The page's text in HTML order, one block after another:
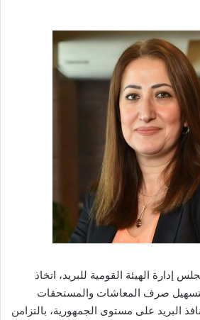
إدارة الهيئة القومية للبريد، اتخاذ
لتسهيل صرف المعاشات والمستحقات
البريد على مستوى الجمهورية، بالتزامن